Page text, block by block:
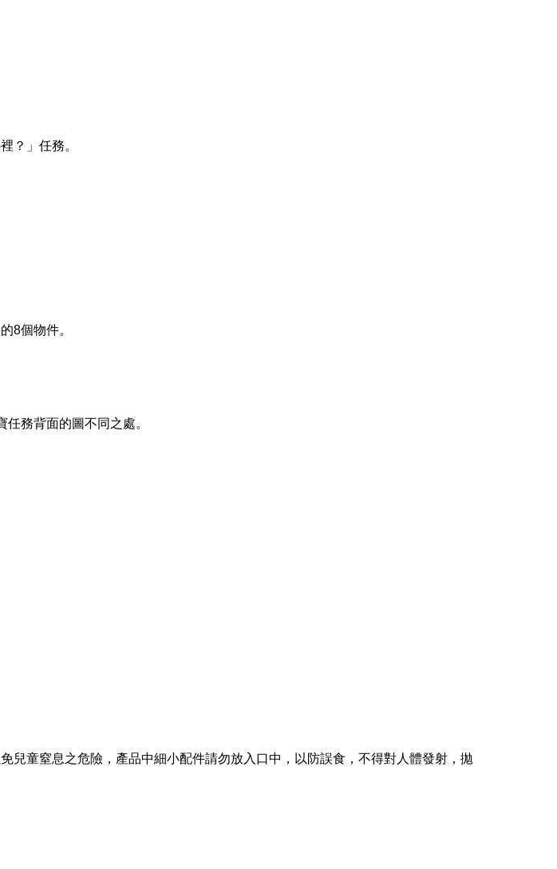
？」任務。
8個物件。
務背面的圖不同之處。
童窒息之危險，產品中細小配件請勿放入口中，以防誤食，不得對人體發射，拋